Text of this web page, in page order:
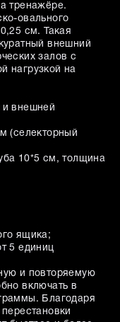
тренажёре.
овального
см. Такая
внешний
залов с
нагрузкой на
и внешней
(селекторный
10*5 см, толщина
ящика;
5 единиц
и повторяемую
включать в
Благодаря